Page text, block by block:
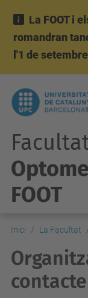
La FOOT i
romandran
l'1 de
FOOT
Inici La Facultat
contacte